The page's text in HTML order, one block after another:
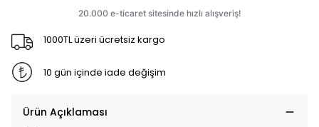
1000TL üzeri ücretsiz kargo
10 gün içinde iade değişim
Ürün Açıklaması